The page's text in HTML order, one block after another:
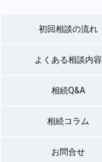
初回相談の流れ
よくある相談内容
相続Q&A
相続コラム
お問合せ